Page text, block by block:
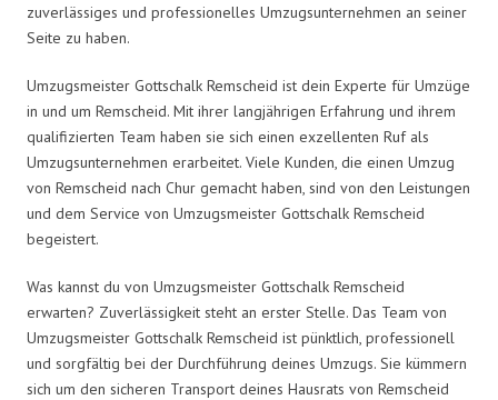
zuverlässiges und professionelles Umzugsunternehmen an seiner
Seite zu haben.
Umzugsmeister Gottschalk Remscheid ist dein Experte für Umzüge
in und um Remscheid. Mit ihrer langjährigen Erfahrung und ihrem
qualifizierten Team haben sie sich einen exzellenten Ruf als
Umzugsunternehmen erarbeitet. Viele Kunden, die einen Umzug
von Remscheid nach Chur gemacht haben, sind von den Leistungen
und dem Service von Umzugsmeister Gottschalk Remscheid
begeistert.
Was kannst du von Umzugsmeister Gottschalk Remscheid
erwarten? Zuverlässigkeit steht an erster Stelle. Das Team von
Umzugsmeister Gottschalk Remscheid ist pünktlich, professionell
und sorgfältig bei der Durchführung deines Umzugs. Sie kümmern
sich um den sicheren Transport deines Hausrats von Remscheid